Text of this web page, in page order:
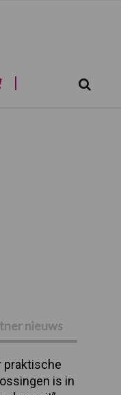
nieuws
praktische
is in